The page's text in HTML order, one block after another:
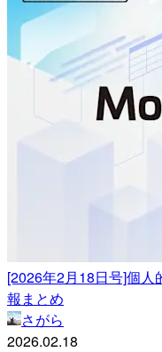
[2026年2月18日号]個
報まとめ
さがら
2026.02.18